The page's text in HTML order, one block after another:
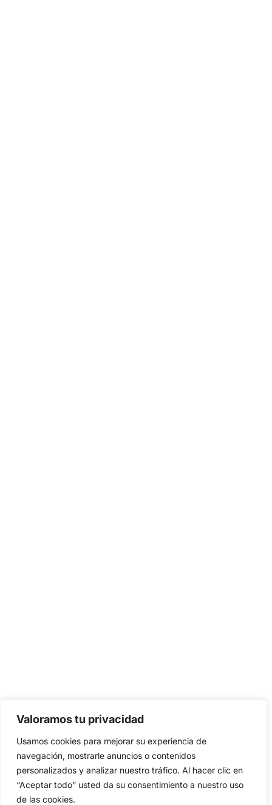
Valoramos tu privacidad
Usamos cookies para mejorar su experiencia de
navegación, mostrarle anuncios o contenidos
personalizados y analizar nuestro tráfico. Al hacer clic en
“Aceptar todo” usted da su consentimiento a nuestro uso
de las cookies.